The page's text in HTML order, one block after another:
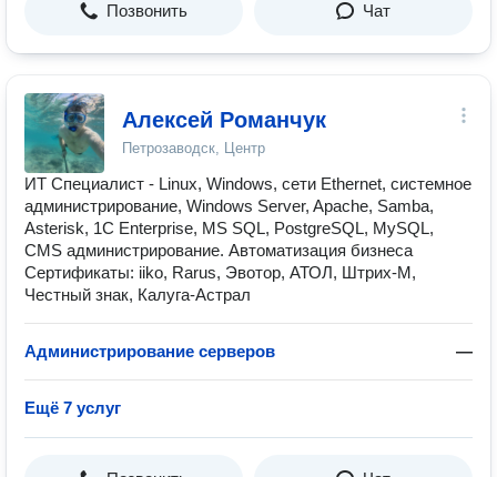
Позвонить Чат
Алексей Романчук
Петрозаводск, Центр
ИТ Специалист - Linux, Windows, сети Ethernet, системное
администрирование, Windows Server, Apache, Samba,
Asterisk, 1С Enterprise, MS SQL, PostgreSQL, MySQL,
CMS администрирование. Автоматизация бизнеса
Сертификаты: iiko, Rarus, Эвотор, АТОЛ, Штрих-М,
Честный знак, Калуга-Астрал
Администрирование серверов —
Ещё 7 услуг